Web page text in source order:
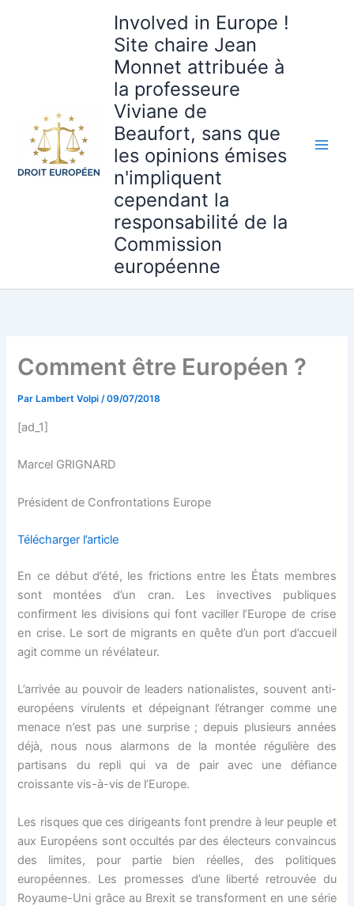
Involved in Europe !
Site chaire Jean
Monnet attribuée à
la professeure
Viviane de
Beaufort, sans que
les opinions émises
n'impliquent
cependant la
responsabilité de la
Commission
européenne
Comment être Européen ?
Par Lambert Volpi/09/07/2018
[ad_1]
Marcel GRIGNARD
Président de Confrontations Europe
Télécharger l’article
En ce début d’été, les frictions entre les États membres
sont montées d’un cran. Les invectives publiques
confirment les divisions qui font vaciller l’Europe de crise
en crise. Le sort de migrants en quête d’un port d’accueil
agit comme un révélateur.
L’arrivée au pouvoir de leaders nationalistes, souvent anti-
européens virulents et dépeignant l’étranger comme une
menace n’est pas une surprise ; depuis plusieurs années
déjà, nous nous alarmons de la montée régulière des
partisans du repli qui va de pair avec une défiance
croissante vis-à-vis de l’Europe.
Les risques que ces dirigeants font prendre à leur peuple et
aux Européens sont occultés par des électeurs convaincus
des limites, pour partie bien réelles, des politiques
européennes. Les promesses d’une liberté retrouvée du
Royaume-Uni grâce au Brexit se transforment en une série